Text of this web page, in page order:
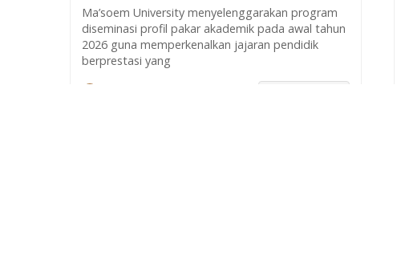
Ma’soem University menyelenggarakan program
diseminasi profil pakar akademik pada awal tahun
2026 guna memperkenalkan jajaran pendidik
berprestasi yang